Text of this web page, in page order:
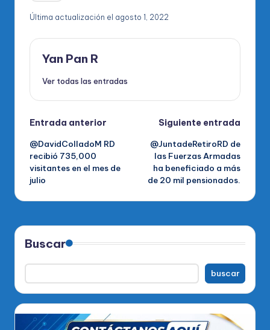
Última actualización el agosto 1, 2022
Yan Pan R
Ver todas las entradas
Navegación
de
entradas
Entrada anterior
@DavidColladoM RD
recibió 735,000
visitantes en el mes de
julio
Siguiente entrada
@JuntadeRetiroRD de
las Fuerzas Armadas
ha beneficiado a más
de 20 mil pensionados.
Buscar
buscar